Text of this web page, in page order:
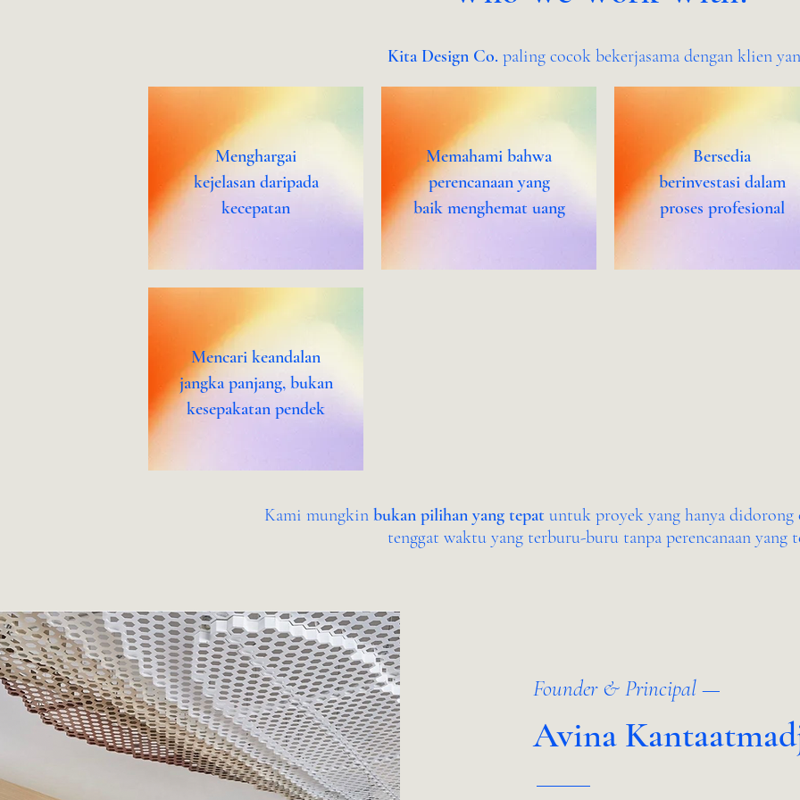
Kita Design Co. paling cocok bekerjasama dengan klien
Menghargai
kejelasan daripada
kecepatan
Memahami bahwa
perencanaan yang
baik menghemat uang
Bersedia
berinvestasi dalam
proses profesional
Mencari keandalan
jangka panjang, bukan
kesepakatan pendek
Kami mungkin bukan pilihan yang tepat untuk proyek yang hanya didorong
tenggat waktu yang terburu-buru tanpa perencanaan yang
Founder & Principal —
Avina